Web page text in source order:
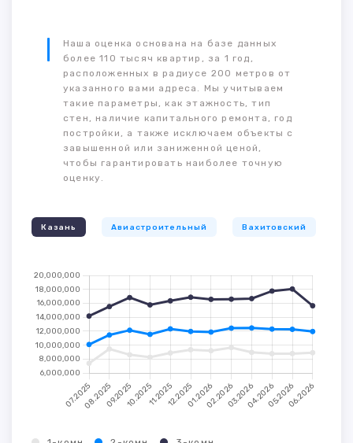
Наша оценка основана на базе данных
более 110 тысяч квартир, за 1 год,
расположенных в радиусе 200 метров от
указанного вами адреса. Мы учитываем
такие параметры, как этажность, тип
стен, наличие капитального ремонта, год
постройки, а также исключаем объекты с
завышенной или заниженной ценой,
чтобы гарантировать наиболее точную
оценку.
Казань Авиастроительный Вахитовский